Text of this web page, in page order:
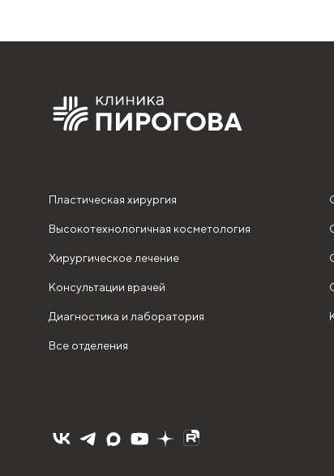
Пластическая хирургия
Высокотехнологичная косметология
Хирургическое лечение
Консультации врачей
Диагностика и лаборатория
Все отделения